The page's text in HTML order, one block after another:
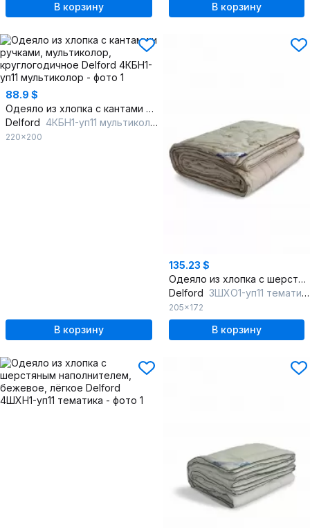
В корзину В корзину
88.9 $
Одеяло из хлопка с кантами и ручками, мультиколор, круглогодичное
Delford 4КБН1-уп11 мультиколор
220x200
В корзину
135.23 $
Одеяло из хлопка с шерстяным наполнителем, бежевое, лёгкое
Delford 3ШХО1-уп11 тематика
205x172
В корзину